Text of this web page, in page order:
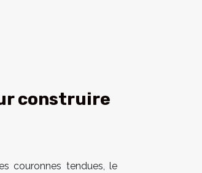
construire
couronnes tendues, le